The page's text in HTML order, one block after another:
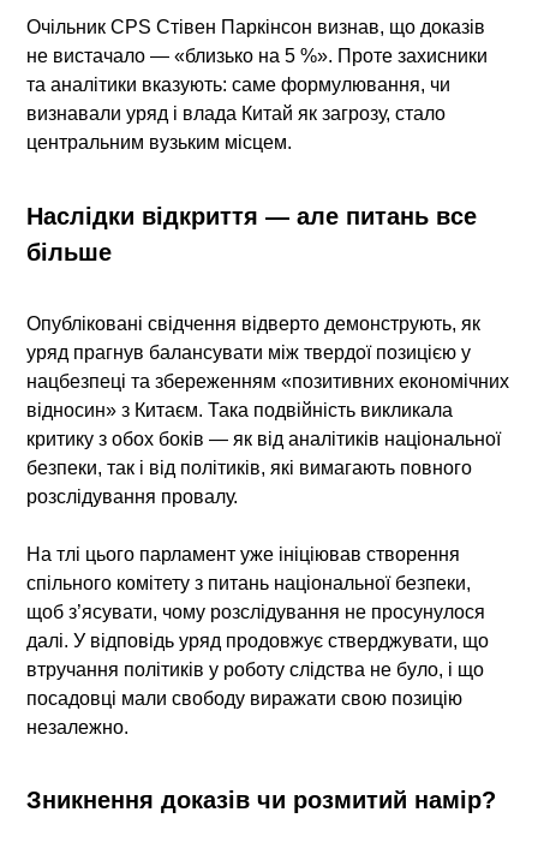
Очільник CPS Стівен Паркінсон визнав, що доказів
не вистачало — «близько на 5 %». Проте захисники
та аналітики вказують: саме формулювання, чи
визнавали уряд і влада Китай як загрозу, стало
центральним вузьким місцем.
Наслідки відкриття — але питань все
більше
Опубліковані свідчення відверто демонструють, як
уряд прагнув балансувати між твердої позицією у
нацбезпеці та збереженням «позитивних економічних
відносин» з Китаєм. Така подвійність викликала
критику з обох боків — як від аналітиків національної
безпеки, так і від політиків, які вимагають повного
розслідування провалу.
На тлі цього парламент уже ініціював створення
спільного комітету з питань національної безпеки,
щоб з’ясувати, чому розслідування не просунулося
далі. У відповідь уряд продовжує стверджувати, що
втручання політиків у роботу слідства не було, і що
посадовці мали свободу виражати свою позицію
незалежно.
Зникнення доказів чи розмитий намір?